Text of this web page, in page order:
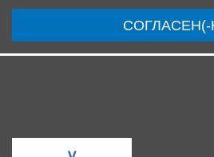
СОГЛАСЕН(-
Регистрация